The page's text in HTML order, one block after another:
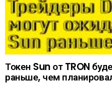
Токен Sun от TRON
раньше, чем